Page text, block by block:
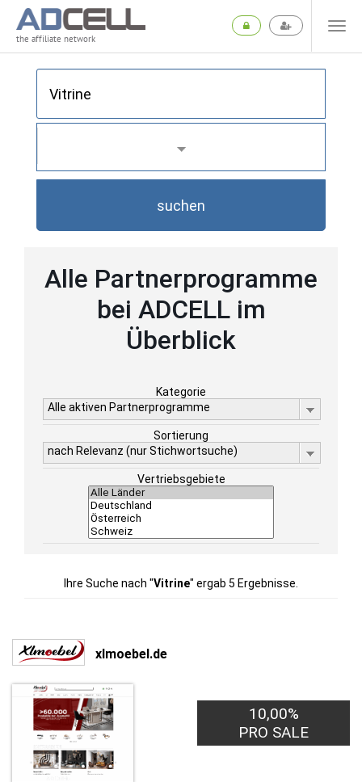
the affiliate network
suchen
Alle Partnerprogramme
bei ADCELL im
Überblick
Kategorie
Alle aktiven Partnerprogramme
Sortierung
nach Relevanz (nur Stichwortsuche)
Vertriebsgebiete
Ihre Suche nach "Vitrine" ergab 5 Ergebnisse.
xlmoebel.de
10,00%
PRO SALE